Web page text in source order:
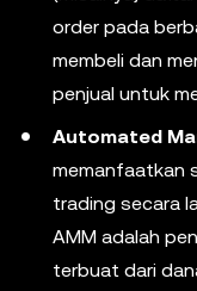
order pada
membeli dan
penjual untuk
Automated
memanfaatkan
trading secara
AMM adalah
terbuat dari